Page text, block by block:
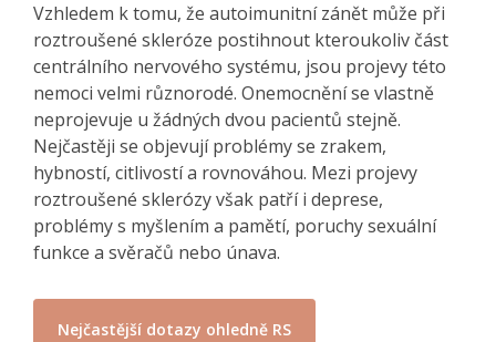
Vzhledem k tomu, že autoimunitní zánět může při
roztroušené skleróze postihnout kteroukoliv část
centrálního nervového systému, jsou projevy této
nemoci velmi různorodé. Onemocnění se vlastně
neprojevuje u žádných dvou pacientů stejně.
Nejčastěji se objevují problémy se zrakem,
hybností, citlivostí a rovnováhou. Mezi projevy
roztroušené sklerózy však patří i deprese,
problémy s myšlením a pamětí, poruchy sexuální
funkce a svěračů nebo únava.
Nejčastější dotazy ohledně RS